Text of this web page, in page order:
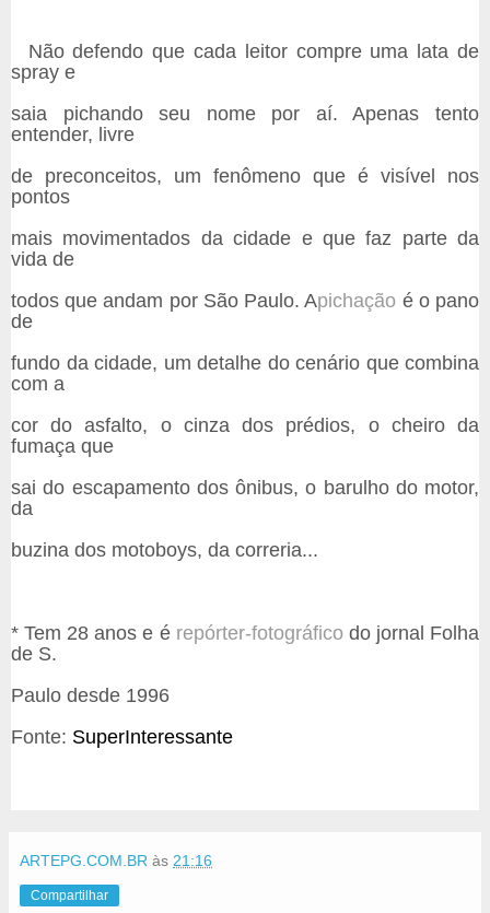
Não defendo que cada leitor compre uma lata de
spray e
saia pichando seu nome por aí. Apenas tento
entender, livre
de preconceitos, um fenômeno que é visível nos
pontos
mais movimentados da cidade e que faz parte da
vida de
todos que andam por São Paulo. Apichação é o pano
de
fundo da cidade, um detalhe do cenário que combina
com a
cor do asfalto, o cinza dos prédios, o cheiro da
fumaça que
sai do escapamento dos ônibus, o barulho do motor,
da
buzina dos motoboys, da correria...
* Tem 28 anos e é repórter-fotográfico do jornal Folha
de S.
Paulo desde 1996
Fonte: SuperInteressante
ARTEPG.COM.BR às 21:16
Compartilhar